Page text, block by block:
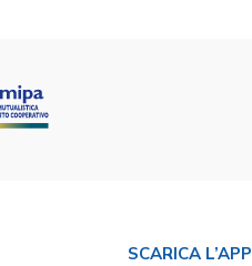
SCARICA L’APP